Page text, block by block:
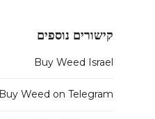
קישורים נוספים
Buy Weed Israel
Buy Weed on Telegram